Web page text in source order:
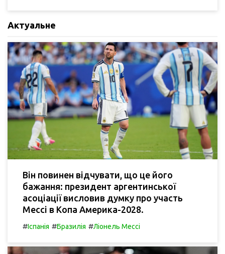
Актуальне
Він повинен відчувати, що це його
бажання: президент аргентинської
асоціації висловив думку про участь
Мессі в Копа Америка-2028.
#Іспанія #Бразилія #Ліонель Мессі